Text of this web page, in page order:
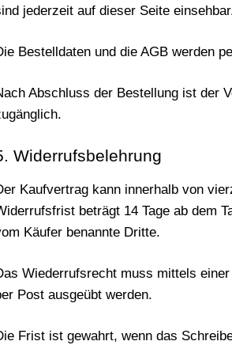
jederzeit auf dieser Seite
Bestelldaten und die AGB werden
Abschluss der Bestellung ist der
Widerrufsbelehrung
Kaufvertrag kann innerhalb von
beträgt 14 Tage ab dem
Käufer benannte Dritte.
Wiederrufsrecht muss mittels
Post ausgeübt werden.
Frist ist gewahrt, wenn das